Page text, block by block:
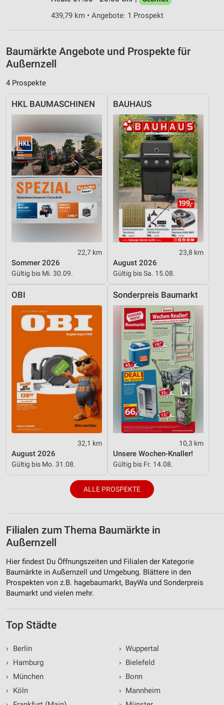
439,79 km • Angebote: 1 Prospekt
Baumärkte Angebote und Prospekte für
Außernzell
4 Prospekte
HKL BAUMASCHINEN
22,7 km
Sommer 2026
Gültig bis Mi. 30.09.
BAUHAUS
23,8 km
August 2026
Gültig bis Sa. 15.08.
OBI
32,1 km
August 2026
Gültig bis Mo. 31.08.
Sonderpreis Baumarkt
10,3 km
Unsere Wochen-Knaller!
Gültig bis Fr. 14.08.
ALLE PROSPEKTE
Filialen zum Thema Baumärkte in
Außernzell
Hier findest Du Öffnungszeiten und Filialen der Kategorie
Baumärkte in Außernzell und Umgebung. Blättere in den
Prospekten von z.B. hagebaumarkt, BayWa und Sonderpreis
Baumarkt und vielen mehr.
Top Städte
›
Berlin
›
Hamburg
›
München
›
Köln
› Wuppertal
› Bielefeld
› Bonn
› Mannheim
Entwicklung und Verbesserung der Angebote
IAB-Besonderheiten:
Informationen identifizieren
Notwendig
Performance
Funktional
Werbung